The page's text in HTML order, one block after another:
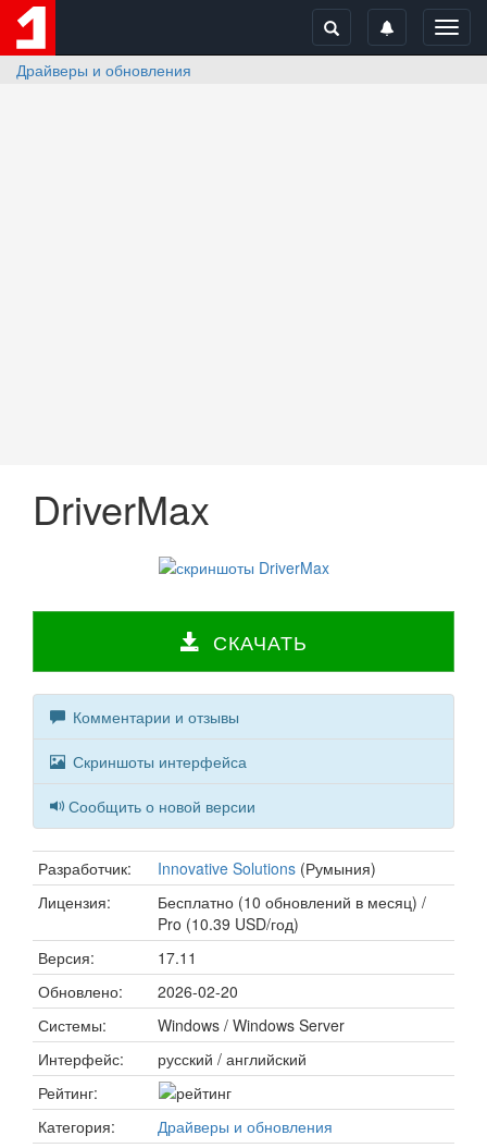
Драйверы и обновления
DriverMax
СКАЧАТЬ
Комментарии и отзывы
Скриншоты интерфейса
Сообщить о новой версии
Разработчик: Innovative Solutions (Румыния)
Лицензия:
Бесплатно (10 обновлений в месяц) /
Pro (10.39 USD/год)
Версия:
17.11
Обновлено:
2026-02-20
Системы:
Windows / Windows Server
Интерфейс:
русский / английский
Рейтинг:
Категория:
Драйверы и обновления